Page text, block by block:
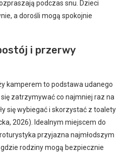
podczas snu. Dzieci
a dorośli mogą spokojnie
i przerwy
kamperem to podstawa udanego
zatrzymywać co najmniej raz na
się wybiegać i skorzystać z toalety
2026). Idealnym miejscem do
przyjazna najmłodszym
rodziny mogą bezpiecznie